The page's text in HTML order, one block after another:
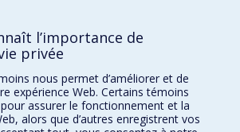
l’importance de
privée
nous permet d’améliorer et de
expérience Web. Certains témoins
assurer le fonctionnement et la
alors que d’autres enregistrent vos